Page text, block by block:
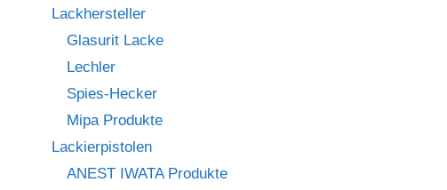
Lackhersteller
Glasurit Lacke
Lechler
Spies-Hecker
Mipa Produkte
Lackierpistolen
ANEST IWATA Produkte